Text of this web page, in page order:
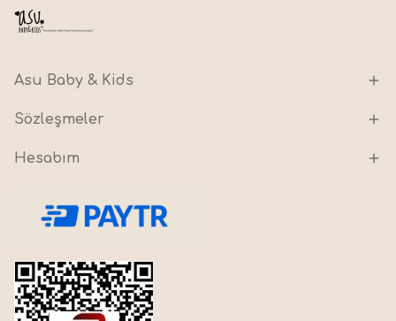
Asu Baby & Kids
Sözleşmeler
Hesabım